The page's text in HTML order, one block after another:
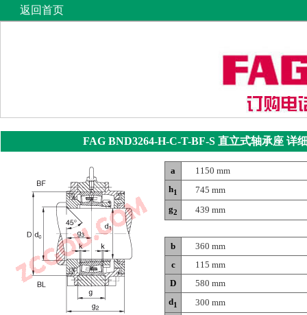
返回首页
FAG BND3264-H-C-T-BF-S 直立式轴承座详
a
1150 mm
h1
745 mm
g2 439 mm
b
360 mm
c
115 mm
D
580 mm
d1
300 mm